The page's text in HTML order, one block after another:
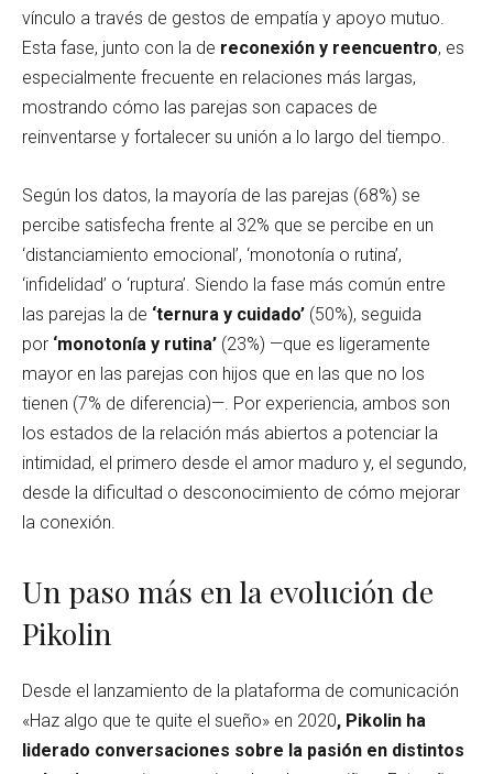
vínculo a través de gestos de empatía y apoyo mutuo.
Esta fase, junto con la de reconexión y reencuentro, es
especialmente frecuente en relaciones más largas,
mostrando cómo las parejas son capaces de
reinventarse y fortalecer su unión a lo largo del tiempo.
Según los datos, la mayoría de las parejas (68%) se
percibe satisfecha frente al 32% que se percibe en un
‘distanciamiento emocional’, ‘monotonía o rutina’,
‘infidelidad’ o ‘ruptura’. Siendo la fase más común entre
las parejas la de ‘ternura y cuidado’ (50%), seguida
por ‘monotonía y rutina’ (23%) —que es ligeramente
mayor en las parejas con hijos que en las que no los
tienen (7% de diferencia)—. Por experiencia, ambos son
los estados de la relación más abiertos a potenciar la
intimidad, el primero desde el amor maduro y, el segundo,
desde la dificultad o desconocimiento de cómo mejorar
la conexión.
Un paso más en la evolución de
Pikolin
Desde el lanzamiento de la plataforma de comunicación
«Haz algo que te quite el sueño» en 2020, Pikolin ha
liderado conversaciones sobre la pasión en distintos